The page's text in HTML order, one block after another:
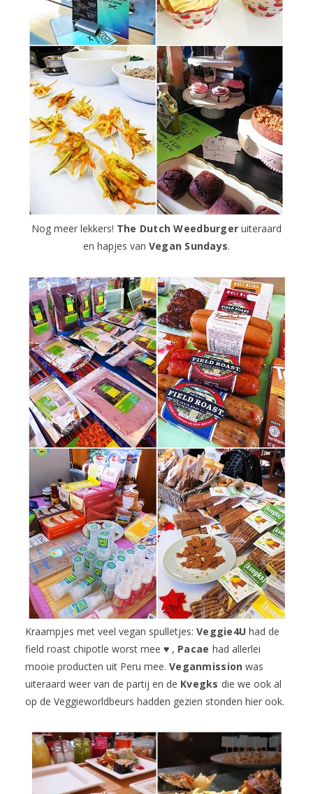
Nog meer lekkers! The Dutch Weedburger uiteraard
en hapjes van Vegan Sundays.
Kraampjes met veel vegan spulletjes: Veggie4U had de
field roast chipotle worst mee ♥ , Pacae had allerlei
mooie producten uit Peru mee. Veganmission was
uiteraard weer van de partij en de Kvegks die we ook al
op de Veggieworldbeurs hadden gezien stonden hier ook.